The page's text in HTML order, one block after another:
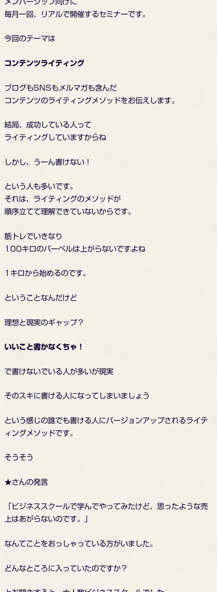
毎月一回、リアルで開催するセミナーです。
今回のテーマは
コンテンツライティング
ブログもSNSもメルマガも含んだ
コンテンツのライティングメソッドをお伝えします。
結局、成功している人って
ライティングしていますからね
しかし、うーん書けない！
という人も多いです。
それは、ライティングのメソッドが
順序立てて理解できていないからです。
筋トレでいきなり
100キロのバーベルは上がらないですよね
1キロから始めるのです。
ということなんだけど
理想と現実のギャップ？
いいこと書かなくちゃ！
で書けないでいる人が多いが現実
そのスキに書ける人になってしまいましょう
という感じの誰でも書ける人にバージョンアップされるライテ
ィングメソッドです。
そうそう
★さんの発言
「ビジネススクールで学んでやってみたけど、思ったような売
上はあがらないのです。」
なんてことをおっしゃっている方がいました。
どんなところに入っていたのですか？